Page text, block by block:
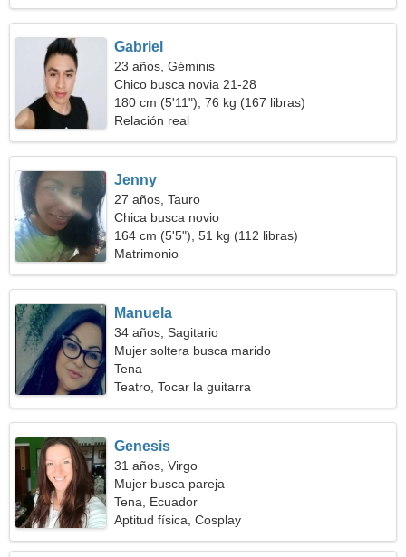
Gabriel
23 años, Géminis
Chico busca novia 21-28
180 cm (5'11"), 76 kg (167 libras)
Relación real
Jenny
27 años, Tauro
Chica busca novio
164 cm (5'5"), 51 kg (112 libras)
Matrimonio
Manuela
34 años, Sagitario
Mujer soltera busca marido
Tena
Teatro, Tocar la guitarra
Genesis
31 años, Virgo
Mujer busca pareja
Tena, Ecuador
Aptitud física, Cosplay